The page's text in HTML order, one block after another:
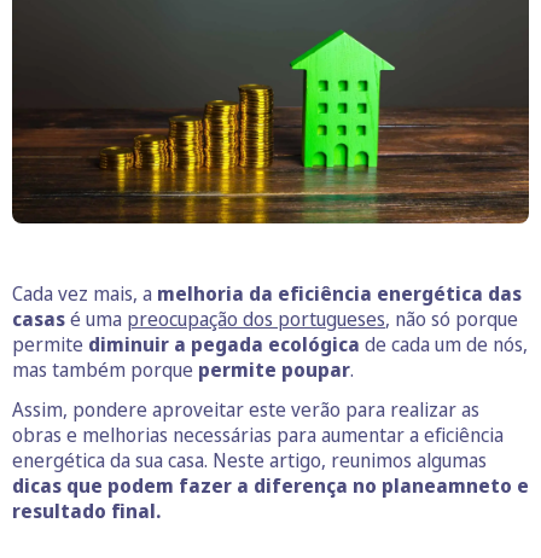
Cada vez mais, a melhoria da eficiência energética das
casasé uma preocupação dos portugueses, não só porque
permite diminuir a pegada ecológica de cada um de nós,
mas também porque permite poupar.
Assim, pondere aproveitar este verão para realizar as
obras e melhorias necessárias para aumentar a eficiência
energética da sua casa. Neste artigo, reunimos algumas
dicas que podem fazer a diferença no planeamneto e
resultado final.